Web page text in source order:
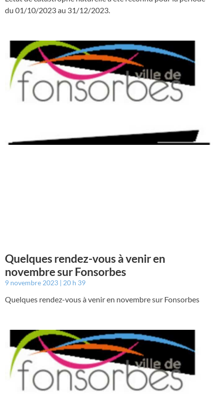
du 01/10/2023 au 31/12/2023.
Quelques rendez-vous à venir en
novembre sur Fonsorbes
9 novembre 2023 20 h 39
Quelques rendez-vous à venir en novembre sur Fonsorbes